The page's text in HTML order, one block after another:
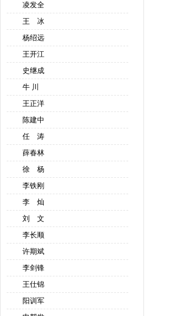
凌发全
王 冰
杨绍远
王开江
史继成
牛 川
王正洋
陈建中
任 涛
薛春林
徐 杨
李铁刚
李 灿
刘 文
李长顺
许期斌
李剑锋
王仕锦
阳训军